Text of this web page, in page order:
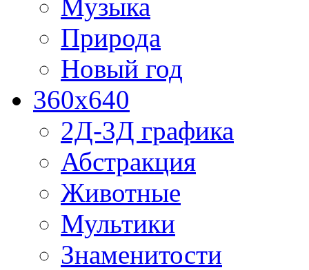
Музыка
Природа
Новый год
360x640
2Д-3Д графика
Абстракция
Животные
Мультики
Знаменитости